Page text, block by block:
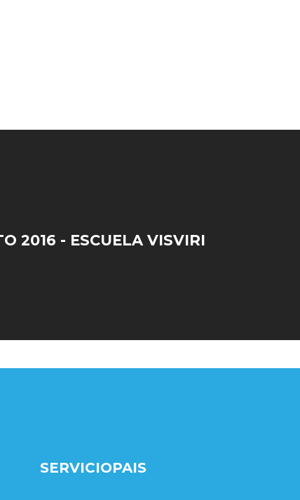
2016 - ESCUELA VISVIRI
SERVICIOPAIS